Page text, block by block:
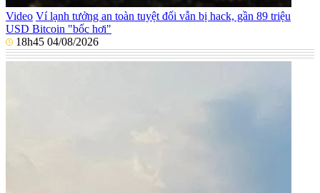
Video Ví lạnh tưởng an toàn tuyệt đối vẫn bị hack, gần 89 triệu
USD Bitcoin "bốc hơi"
18h45 04/08/2026